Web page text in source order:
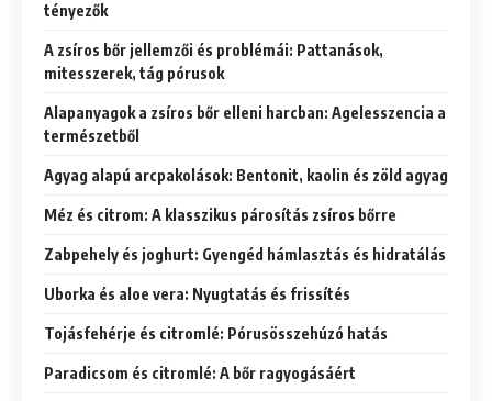
tényezők
A zsíros bőr jellemzői és problémái: Pattanások,
mitesszerek, tág pórusok
Alapanyagok a zsíros bőr elleni harcban: Agelesszencia a
természetből
Agyag alapú arcpakolások: Bentonit, kaolin és zöld agyag
Méz és citrom: A klasszikus párosítás zsíros bőrre
Zabpehely és joghurt: Gyengéd hámlasztás és hidratálás
Uborka és aloe vera: Nyugtatás és frissítés
Tojásfehérje és citromlé: Pórusösszehúzó hatás
Paradicsom és citromlé: A bőr ragyogásáért